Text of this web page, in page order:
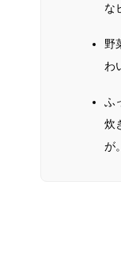
な
野
わ
ふ
炊
が。